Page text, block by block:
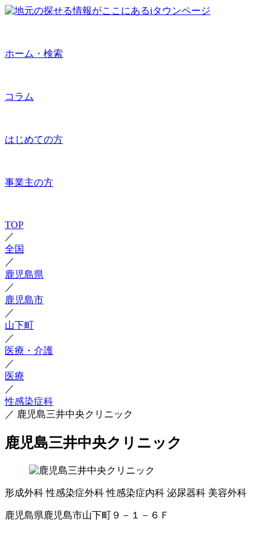
ホーム・検索
コラム
はじめての方
事業主の方
TOP
／
全国
／
鹿児島県
／
鹿児島市
／
山下町
／
医療・介護
／
医療
／
性感染症科
／ 鹿児島三井中央クリニック
鹿児島三井中央クリニック
形成外科 性感染症外科 性感染症内科 泌尿器科 美容外科
鹿児島県鹿児島市山下町９－１－６Ｆ